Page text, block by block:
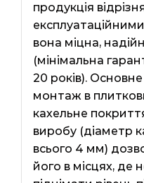
продукція
вона міцна,
(мінімальна
20 років).
монтаж в
кахельне
виробу (діаметр
всього 4 мм)
його в місцях, де